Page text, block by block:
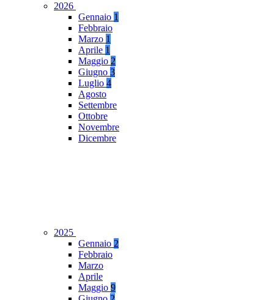
2026
Gennaio 1
Febbraio
Marzo 1
Aprile 1
Maggio 2
Giugno 3
Luglio 4
Agosto
Settembre
Ottobre
Novembre
Dicembre
2025
Gennaio 2
Febbraio
Marzo
Aprile
Maggio 9